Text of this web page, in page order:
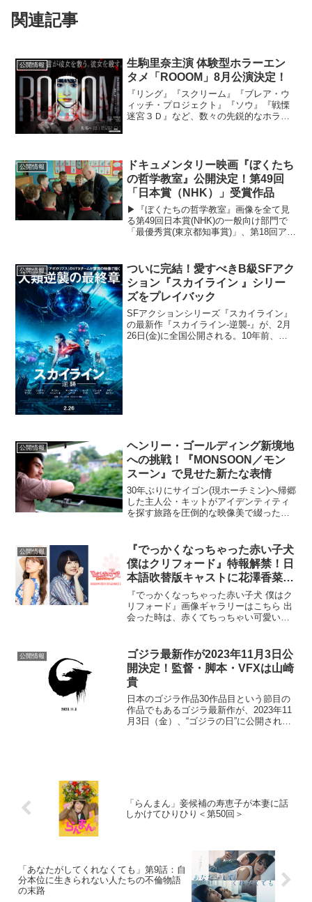
関連記事
公開情報
生駒里奈主演 体験型ホラーエン
タメ「ROOOM」8月公演決定！
『リング』『スクリーム』『ブレア・ウ
ィッチ・プロジェクト』『ソウ』『戦慄
迷宮３Ｄ』など、数々の先鋭的なホラー
映画の掛け合わ...
公開情報
ドキュメンタリー映画『ぼくたち
の哲学教室』公開決定！第49回
「日本賞（NHK）」受賞作品
▶︎『ぼくたちの哲学教室』画像を全て見
る第49回⽇本賞(NHK)の⼀般向け部⾨で
「最優秀賞(東京都知事賞)」、第18回アイ
賞したアイルランド・イギリス・ベルギ
ー・フラ...
公開情報
ついに完結！愛すべきB級SFアク
ション『スカイライン 』シリー
ズをプレイバック
SFアクションシリーズ『スカイライン』
の最新作『スカイライン-逆襲-』が、2⽉
26⽇(⾦)に全国公開される。10年前、低
公開情報
ヘンリー・ゴールディング新境地
への挑戦！『MONSOON／モン
スーン』で⾒せた新たな表情
30年ぶりにサイゴン(現ホーチミン)へ帰郷
した主⼈公・キットがアイデンティティ
を探す旅路を圧倒的な映像美で綴った、
か旅⾏者のような主⼈公・キットを演じ
たのは『クレイ...
公開情報
『でっかくなっちゃった赤い子犬
僕はクリフォード』特報解禁！日
本語吹替版キャストに花澤香菜、
三森すずこら
『でっかくなっちゃった赤い子犬 僕はク
リフォード』画像ギャラリーはこちら 出
会った時は、赤くてちっちゃい可愛い子
文学作家ノーマン・ブリッドウェルの児
童文学作品を原作とし...
公開情報
ゴジラ最新作が2023年11月3日公
開決定！監督・脚本・VFXは山崎
貴
日本のゴジラ作品30作品目という節目の
作品でもあるゴジラ最新作が、2023年11
月3日（金）、“ゴジラの日”に公開される
「らんまん」妾候補の寿恵子が本妻に話
しかけてひりひり＜第50回＞
「あなたがしてくれなくても」第9話：自
分本位に生きられない人たちの不倫物語
の末路